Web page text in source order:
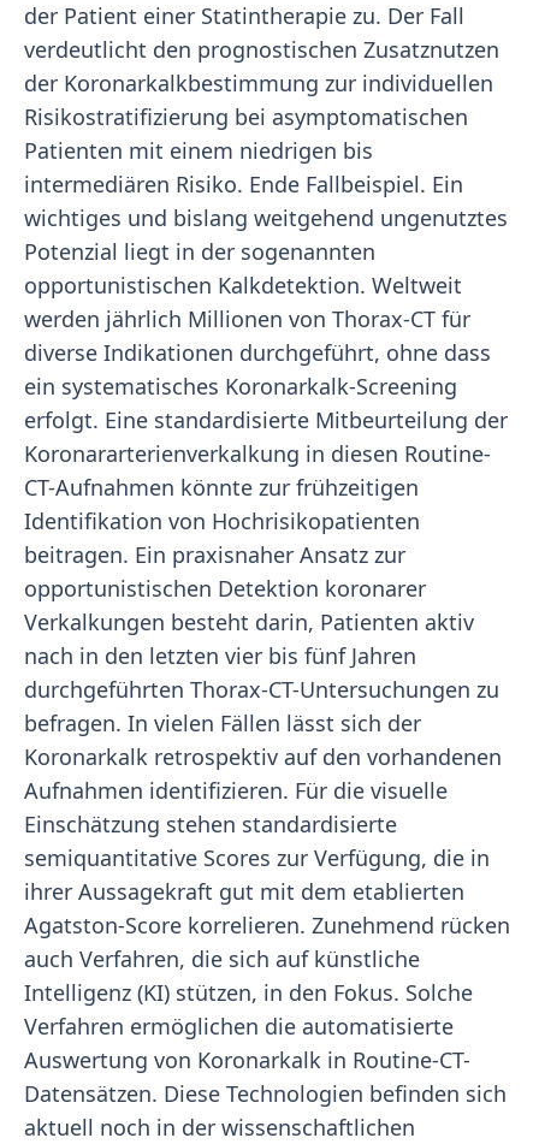
der Patient einer Statintherapie zu. Der Fall
verdeutlicht den prognostischen Zusatznutzen
der Koronarkalkbestimmung zur individuellen
Risikostratifizierung bei asymptomatischen
Patienten mit einem niedrigen bis
intermediären Risiko. Ende Fallbeispiel. Ein
wichtiges und bislang weitgehend ungenutztes
Potenzial liegt in der sogenannten
opportunistischen Kalkdetektion. Weltweit
werden jährlich Millionen von Thorax-CT für
diverse Indikationen durchgeführt, ohne dass
ein systematisches Koronarkalk-Screening
erfolgt. Eine standardisierte Mitbeurteilung der
Koronararterienverkalkung in diesen Routine-
CT-Aufnahmen könnte zur frühzeitigen
Identifikation von Hochrisikopatienten
beitragen. Ein praxisnaher Ansatz zur
opportunistischen Detektion koronarer
Verkalkungen besteht darin, Patienten aktiv
nach in den letzten vier bis fünf Jahren
durchgeführten Thorax-CT-Untersuchungen zu
befragen. In vielen Fällen lässt sich der
Koronarkalk retrospektiv auf den vorhandenen
Aufnahmen identifizieren. Für die visuelle
Einschätzung stehen standardisierte
semiquantitative Scores zur Verfügung, die in
ihrer Aussagekraft gut mit dem etablierten
Agatston-Score korrelieren. Zunehmend rücken
auch Verfahren, die sich auf künstliche
Intelligenz (KI) stützen, in den Fokus. Solche
Verfahren ermöglichen die automatisierte
Auswertung von Koronarkalk in Routine-CT-
Datensätzen. Diese Technologien befinden sich
aktuell noch in der wissenschaftlichen